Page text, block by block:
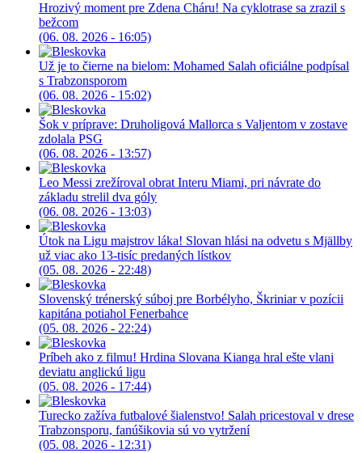
Hrozivý moment pre Zdena Cháru! Na cyklotrase sa zrazil s
bežcom
(06. 08. 2026 - 16:05)
Už je to čierne na bielom: Mohamed Salah oficiálne podpísal
s Trabzonsporom
(06. 08. 2026 - 15:02)
Šok v príprave: Druholigová Mallorca s Valjentom v zostave
zdolala PSG
(06. 08. 2026 - 13:57)
Leo Messi zrežíroval obrat Interu Miami, pri návrate do
základu strelil dva góly
(06. 08. 2026 - 13:03)
Útok na Ligu majstrov láka! Slovan hlási na odvetu s Mjällby
už viac ako 13-tisíc predaných lístkov
(05. 08. 2026 - 22:48)
Slovenský trénerský súboj pre Borbélyho, Škriniar v pozícii
kapitána potiahol Fenerbahce
(05. 08. 2026 - 22:24)
Príbeh ako z filmu! Hrdina Slovana Kianga hral ešte vlani
deviatu anglickú ligu
(05. 08. 2026 - 17:44)
Turecko zažíva futbalové šialenstvo! Salah pricestoval v drese
Trabzonsporu, fanúšikovia sú vo vytržení
(05. 08. 2026 - 12:31)